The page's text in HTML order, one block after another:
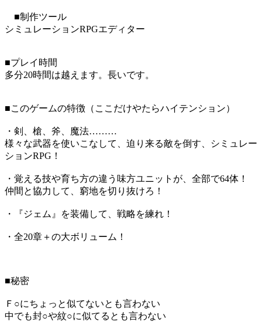
■制作ツール
シミュレーションRPGエディター
■プレイ時間
多分20時間は越えます。長いです。
■このゲームの特徴（ここだけやたらハイテンション）
・剣、槍、斧、魔法………
様々な武器を使いこなして、迫り来る敵を倒す、シミュレー
ションRPG！
・覚える技や育ち方の違う味方ユニットが、全部で64体！
仲間と協力して、窮地を切り抜けろ！
・『ジェム』を装備して、戦略を練れ！
・全20章＋の大ボリューム！
■秘密
Ｆ○にちょっと似てないとも言わない
中でも封○や紋○に似てるとも言わない